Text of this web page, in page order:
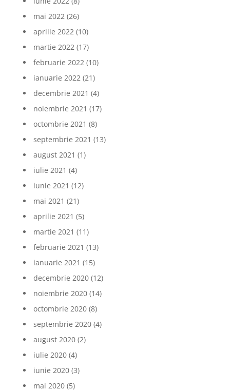
mai 2022(26)
aprilie 2022(10)
martie 2022(17)
februarie 2022(10)
ianuarie 2022(21)
decembrie 2021 (4)
noiembrie 2021 (17)
octombrie 2021 (8)
septembrie 2021 (13)
august 2021 (1)
iulie 2021 (4)
iunie 2021 (12)
mai 2021 (21)
aprilie 2021 (5)
martie 2021 (11)
februarie 2021 (13)
ianuarie 2021 (15)
decembrie 2020(12)
noiembrie 2020(14)
octombrie 2020(8)
septembrie 2020(4)
august 2020(2)
iulie 2020(4)
iunie 2020(3)
mai 2020(5)